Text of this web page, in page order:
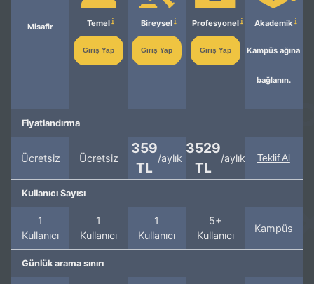
Misafir Temel
Giriş Yap
Bireysel
Giriş Yap
Profesyonel
Giriş Yap
Akademik
Kampüs ağına
bağlanın.
Fiyatlandırma
Ücretsiz Ücretsiz
359
TL
/aylık
3529
TL
/aylık Teklif Al
Kullanıcı Sayısı
1
Kullanıcı
1
Kullanıcı
1
Kullanıcı
5+
Kullanıcı
Kampüs
Günlük arama sınırı